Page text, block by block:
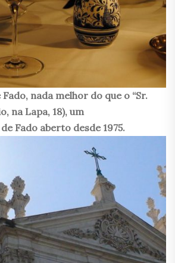
nada melhor do que o “Sr.
na Lapa, 18), um
Fado aberto desde 1975.